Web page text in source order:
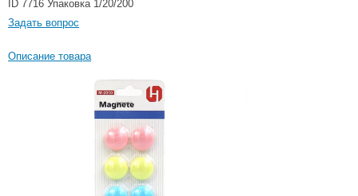
ID 7716 Упаковка 1/20/200
Задать вопрос
Описание товара